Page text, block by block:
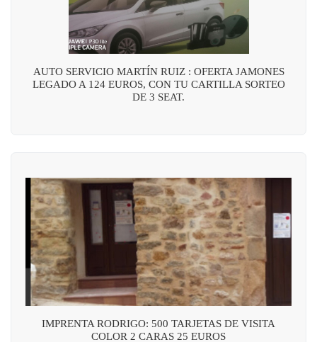
AUTO SERVICIO MARTÍN RUIZ : OFERTA JAMONES
LEGADO A 124 EUROS, CON TU CARTILLA SORTEO
DE 3 SEAT.
IMPRENTA RODRIGO: 500 TARJETAS DE VISITA
COLOR 2 CARAS 25 EUROS